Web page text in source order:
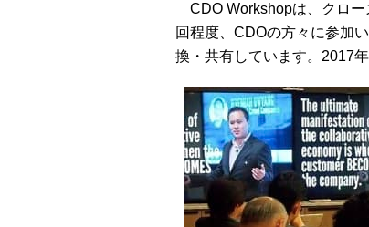
CDO Workshopは、クロー
回程度、CDOの方々に参加
換・共有しています。2017